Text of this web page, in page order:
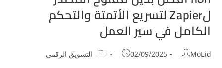
لZapier لتسريع الأتمتة والتحكم
الكامل في سير العمل
MoEid
02/09/2025 التسويق الرقمي